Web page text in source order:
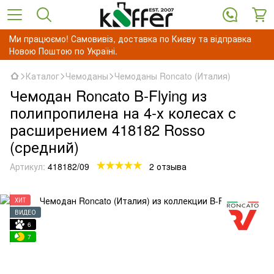
Ми працюємо! Самовивіз, доставка по Києву та відправка
Новою Поштою по Україні.
Каталог Чемоданы Чемоданы Roncato (Италия)
Чемодан Roncato B-Flying из
полипропилена на 4-х колесах с
расширением 418182 Rosso
(средний)
Артикул: 418182/09 2 отзыва
ХИТ
ВИДЕО
6
7